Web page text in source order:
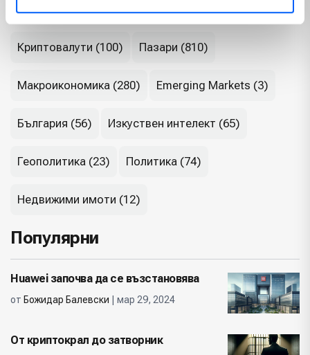
Криптовалути (100) Пазари (810)
Макроикономика (280) Emerging Markets (3)
България (56) Изкуствен интелект (65)
Геополитика (23) Политика (74)
Недвижими имоти (12)
Популярни
Huawei започва да се възстановява
от Божидар Балевски | мар 29, 2024
От криптокрал до затворник